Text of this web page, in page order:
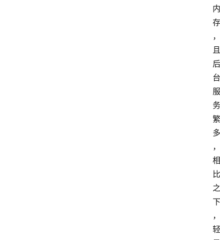
内
存
，
且
后
台
服
务
繁
多
，
相
比
之
下
，
轻